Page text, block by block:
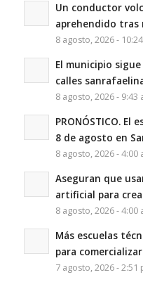
Un conductor
aprehendido tras
8 agosto, 2026 -
El municipio
calles
8 agosto, 2026 - 9:43
PRONÓSTICO.
8 de agosto en
8 agosto, 2026 - 4:00
Aseguran que
artificial para
8 agosto, 2026 - 4:00
Más escuelas
para
7 agosto, 2026 - 2:51